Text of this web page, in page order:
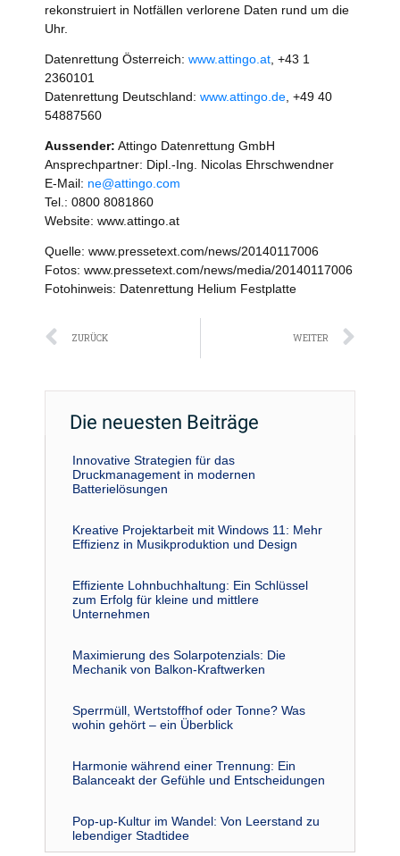
rekonstruiert in Notfällen verlorene Daten rund um die
Uhr.
Datenrettung Österreich: www.attingo.at , +43 1
2360101
Datenrettung Deutschland: www.attingo.de , +49 40
54887560
Aussender: Attingo Datenrettung GmbH
Ansprechpartner: Dipl.-Ing. Nicolas Ehrschwendner
E-Mail: ne@attingo.com
Tel.: 0800 8081860
Website: www.attingo.at
Quelle: www.pressetext.com/news/20140117006
Fotos: www.pressetext.com/news/media/20140117006
Fotohinweis: Datenrettung Helium Festplatte
Zurück
ZURÜCK WEITER
Die neuesten Beiträge
Innovative Strategien für das
Druckmanagement in modernen
Batterielösungen
Kreative Projektarbeit mit Windows 11: Mehr
Effizienz in Musikproduktion und Design
Effiziente Lohnbuchhaltung: Ein Schlüssel
zum Erfolg für kleine und mittlere
Unternehmen
Maximierung des Solarpotenzials: Die
Mechanik von Balkon-Kraftwerken
Sperrmüll, Wertstoffhof oder Tonne? Was
wohin gehört – ein Überblick
Harmonie während einer Trennung: Ein
Balanceakt der Gefühle und Entscheidungen
Pop-up-Kultur im Wandel: Von Leerstand zu
lebendiger Stadtidee